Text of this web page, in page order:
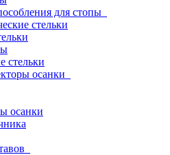
для стопы
стельки
стельки
осанки
осанки